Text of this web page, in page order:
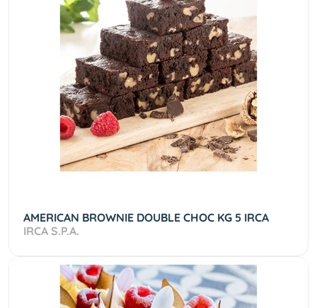
AMERICAN BROWNIE DOUBLE CHOC KG 5 IRCA
IRCA S.P.A.